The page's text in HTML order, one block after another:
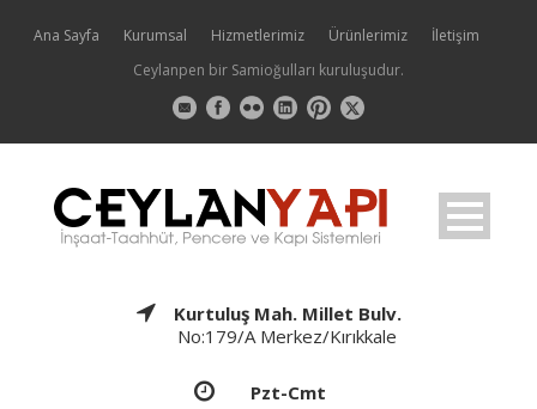
Ana Sayfa Kurumsal Hizmetlerimiz Ürünlerimiz
İletişim
Ceylanpen bir Samioğulları kuruluşudur.
Kurtuluş Mah. Millet Bulv.
No:179/A Merkez/Kırıkkale
Pzt-Cmt